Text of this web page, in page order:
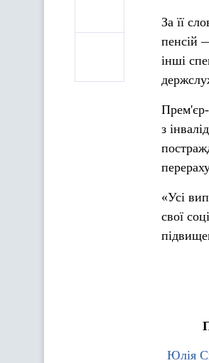
За її
пенсій
інші
Прем'єр-
з
«Усі
свої
Юлія